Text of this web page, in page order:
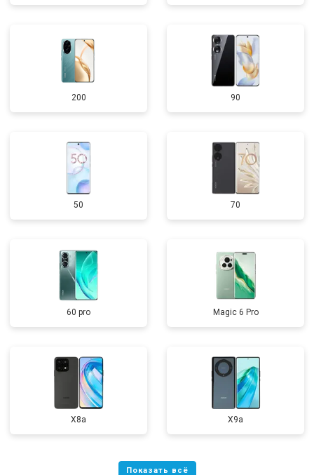
200 90
50 70
60 pro Magic 6 Pro
X8a X9a